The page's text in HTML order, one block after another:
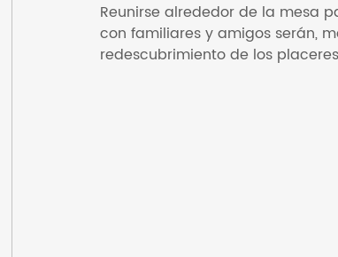
Reunirse alrededor de la mesa
con familiares y amigos serán,
redescubrimiento de los